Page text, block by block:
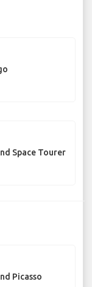
Space Tourer
Picasso